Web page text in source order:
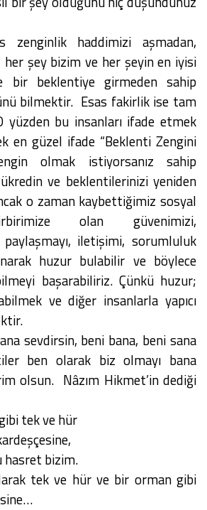
zenginlik haddimizi aşmadan,
her şey bizim ve her şeyin en iyisi
bir beklentiye girmeden sahip
bilmektir. Esas fakirlik ise tam
bu insanları ifade etmek
en güzel ifade “Beklenti Zengini
olmak istiyorsanız sahip
ve beklentilerinizi yeniden
o zaman kaybettiğimiz sosyal
olan güvenimizi,
iletişimi, sorumluluk
huzur bulabilir ve böylece
başarabiliriz. Çünkü huzur;
ve diğer insanlarla yapıcı
sevdirsin, beni bana, beni sana
ben olarak biz olmayı bana
olsun. Nâzım Hikmet’in dediği
tek ve hür
bizim.
tek ve hür ve bir orman gibi